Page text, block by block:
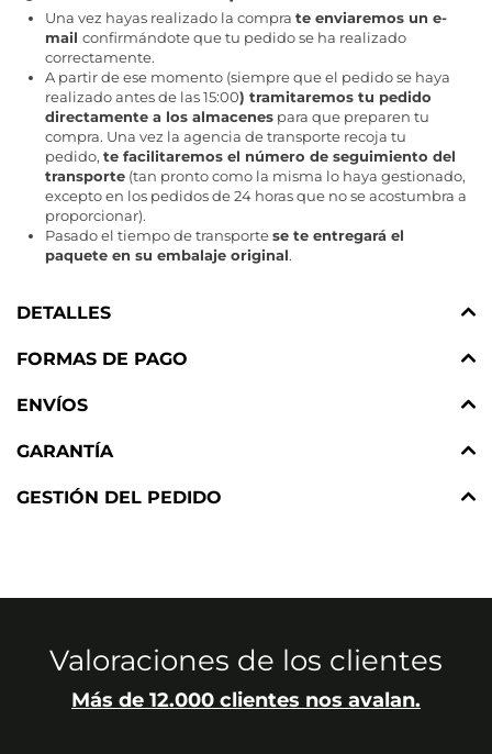
Una vez hayas realizado la compra te enviaremos un e-
mail confirmándote que tu pedido se ha realizado
correctamente.
A partir de ese momento (siempre que el pedido se haya
realizado antes de las 15:00) tramitaremos tu pedido
directamente a los almacenes para que preparen tu
compra. Una vez la agencia de transporte recoja tu
pedido, te facilitaremos el número de seguimiento del
transporte (tan pronto como la misma lo haya gestionado,
excepto en los pedidos de 24 horas que no se acostumbra a
proporcionar).
Pasado el tiempo de transportese te entregará el
paquete en su embalaje original.
DETALLES
FORMAS DE PAGO
ENVÍOS
GARANTÍA
GESTIÓN DEL PEDIDO
Valoraciones de los clientes
Más de 12.000 clientes nos avalan.